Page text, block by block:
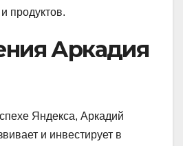
продуктов.
Аркадия
Яндекса, Аркадий
и инвестирует в